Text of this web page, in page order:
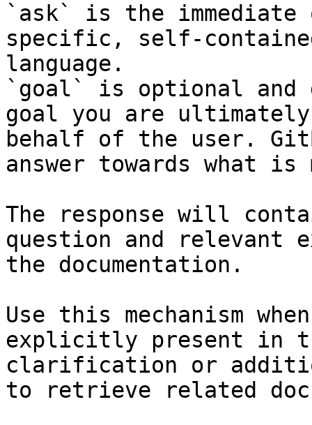
`ask` is the
specific, self-
language.
`goal` is optional and
goal you are
behalf of the user.
answer towards what
The response will
question and relevant
the documentation.
Use this mechanism
explicitly present in
clarification or